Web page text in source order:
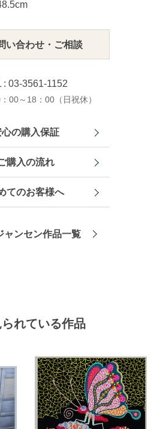
い合わせ・ご相談
: 03-3561-1152
00～18：00（日祝休）
心の購入保証
購入の流れ
てのお客様へ
ャンセン作品一覧
れている作品